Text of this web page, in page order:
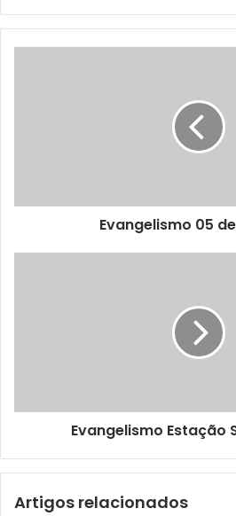
Evangelismo 05
Evangelismo Estação
Artigos relacionados